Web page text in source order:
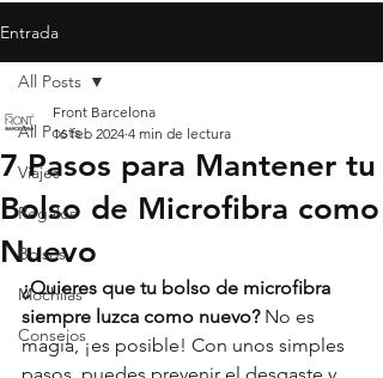
Entrada
All Posts
Viajes
Regalos
Bolsos
Mochilas
Consejos
All Posts
7 Pasos para Mantener tu
Bolso de Microfibra como
Nuevo
Front Barcelona
16 feb 2024 4 min de lectura
¿Quieres que tu bolso de microfibra
siempre luzca como nuevo? No es
magia, ¡es posible! Con unos simples